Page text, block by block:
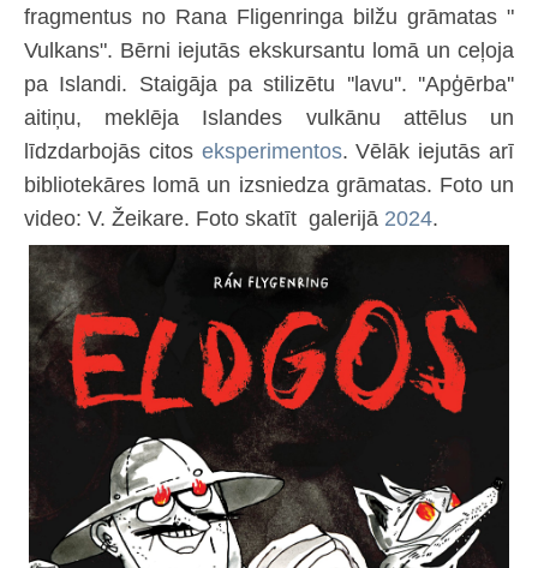
3td e-GRĀMATU bibliotēka
Bērnu, jauniešu un vecāku žūrija
Ziemeļvalstu literatūras nedēļa (norises)
Vienotība Ziemeļvalstīs 2025
Brīvība Ziemeļos 2024
Ziemassvētki Ziemeļos 2023
Darbs ar tiešsaites katalogu
Preses izdevumi
Publicitāte
Noderīgas saites
fragmentus no Rana Fligenringa bilžu grāmatas "
Vulkans". Bērni iejutās ekskursantu lomā un ceļoja
pa Islandi. Staigāja pa stilizētu ''lavu''. ''Apģērba''
aitiņu, meklēja Islandes vulkānu attēlus un
līdzdarbojās citos eksperimentos. Vēlāk iejutās arī
bibliotekāres lomā un izsniedza grāmatas. Foto un
video: V. Žeikare. Foto skatīt galerijā 2024.